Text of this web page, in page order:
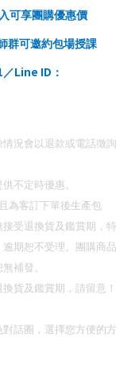
入可享團購優惠價
群可邀約包場授課
／Line ID ：
況會以退款或電話徵詢
不定時優惠。
為客訂下單後生產包
受退換貨及鑑賞期，特
期恕不受理。團購商品
補發。
貨及鑑賞期，請留意！
話圈，選擇您方便的方